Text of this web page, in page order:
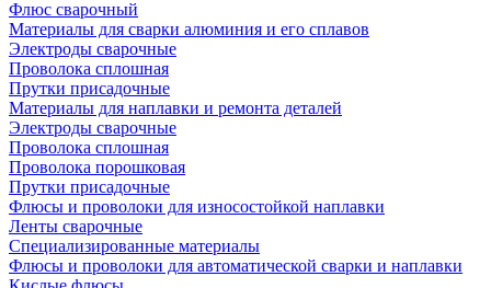
Флюс сварочный
Материалы для сварки алюминия и его сплавов
Электроды сварочные
Проволока сплошная
Прутки присадочные
Материалы для наплавки и ремонта деталей
Электроды сварочные
Проволока сплошная
Проволока порошковая
Прутки присадочные
Флюсы и проволоки для износостойкой наплавки
Ленты сварочные
Специализированные материалы
Флюсы и проволоки для автоматической сварки и наплавки